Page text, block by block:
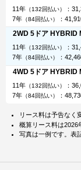
11年（132回払い） ：
7年（84回払い） ：
2WD 5ドア HYBRID
11年（132回払い） ：
7年（84回払い） ：
4WD 5ドア HYBRID
11年（132回払い） ：
7年（84回払い） ：
リース料は予告なく
概算リース料は2026
写真は一例です。表